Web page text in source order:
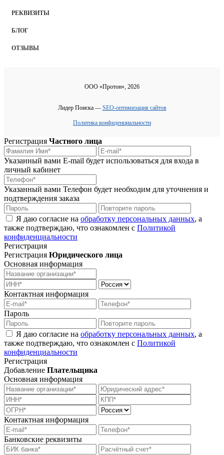
РЕКВИЗИТЫ
БЛОГ
ОТЗЫВЫ
ООО «Протон», 2026
Лидер Поиска — SEO-оптимизация сайтов
Политика конфиденциальности
Регистрация Частного лица
Указанный вами E-mail будет использоваться для входа в
личный кабинет
Указанный вами Телефон будет необходим для уточнения и
подтверждения заказа
Я даю согласие на обработку персональных данных, а
также подтверждаю, что ознакомлен с Политикой
конфиденциальности
Регистрация
Регистрация Юридического лица
Основная информация
Контактная информация
Пароль
Я даю согласие на обработку персональных данных, а
также подтверждаю, что ознакомлен с Политикой
конфиденциальности
Регистрация
Добавление Плательщика
Основная информация
Контактная информация
Банковские реквизиты